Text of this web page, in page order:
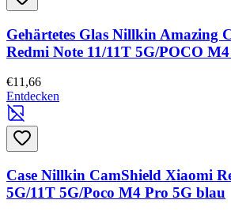
Gehärtetes Glas Nillkin Amazing
Redmi Note 11/11T 5G/POCO
€11,66
Entdecken
Case Nillkin CamShield Xiaomi
5G/11T 5G/Poco M4 Pro 5G blau